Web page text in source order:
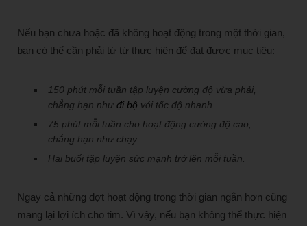
Nếu bạn chưa hoặc đã không hoạt động trong một thời gian,
bạn có thể cần phải từ từ thực hiện để đạt được mục tiêu:
150 phút mỗi tuần tập luyện cường độ vừa phải,
chẳng hạn như đi bộ với tốc độ nhanh.
75 phút mỗi tuần cho hoạt động cường độ cao,
chẳng hạn như chạy.
Hai buổi tập luyện sức mạnh trở lên mỗi tuần.
Ngay cả những đợt hoạt động trong thời gian ngắn hơn cũng
mang lại lợi ích cho tim. Vì vậy, nếu bạn không thể thực hiện